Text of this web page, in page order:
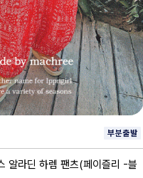
알라딘 하렘 팬츠(페이즐리 -블